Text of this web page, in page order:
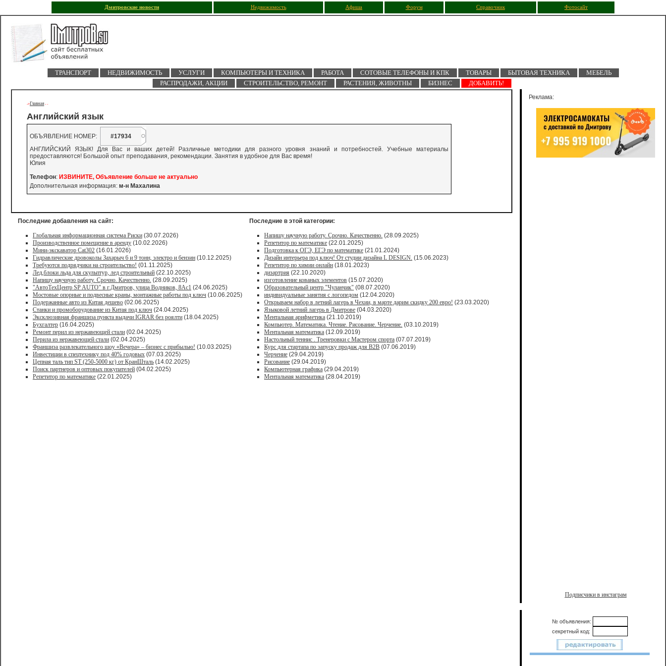
Дмитровские новости Недвижимость Афиша Форум Справочник Фотосайт
ТРАНСПОРТ НЕДВИЖИМОСТЬ УСЛУГИ КОМПЬЮТЕРЫ И ТЕХНИКА РАБОТА СОТОВЫЕ ТЕЛЕФОНЫ И КПК ТОВАРЫ БЫТОВАЯ ТЕХНИКА
МЕБЕЛЬ
РАСПРОДАЖИ, АКЦИИ
СТРОИТЕЛЬСТВО, РЕМОНТ РАСТЕНИЯ, ЖИВОТНЫ БИЗНЕС ДОБАВИТЬ!
->Главная - -
Английский язык
ОБЪЯВЛЕНИЕ НОМЕР:
#17934
АНГЛИЙСКИЙ ЯЗЫК! Для Вас и ваших детей! Различные методики для разного уровня знаний и потребностей. Учебные материалы
предоставляются! Большой опыт преподавания, рекомендации. Занятия в удобное для Вас время!
Юлия
Телефон: ИЗВИНИТЕ, Объявление больше не актуально
Дополнительная информация: м-н Махалина
Последние добавления на сайт:
Глобальная информационная система Риски (30.07.2026)
Производственное помещение в аренду (10.02.2026)
Мини-экскаватор Cat302 (16.01.2026)
Гидравлические дровоколы Захарыч 6 и 9 тонн, электро и бензин (10.12.2025)
Требуются подрядчики на строительство! (01.11.2025)
Лед,блоки льда для скульптур, лед строительный (22.10.2025)
Напишу научную работу. Срочно. Качественно. (28.09.2025)
"АвтоТехЦентр SP AUTO" в г.Дмитров, улица Водников, 8Ас1 (24.06.2025)
Мостовые опорные и подвесные краны, монтажные работы под ключ (10.06.2025)
Подержанные авто из Китая дешево (02.06.2025)
Станки и промоборудование из Китая под ключ (24.04.2025)
Эксклюзивная франшиза пункта выдачи IGRAR без роялти (18.04.2025)
Бухгалтер (16.04.2025)
Ремонт перил из нержавеющей стали (02.04.2025)
Перила из нержавеющей стали (02.04.2025)
Франшиза развлекательного шоу «Вечера» – бизнес с прибылью! (10.03.2025)
Инвестиции в спецтехнику под 40% годовых (07.03.2025)
Цепная таль тип ST (250-5000 кг) от КранШталь (14.02.2025)
Поиск партнеров и оптовых покупателей (04.02.2025)
Репетитор по математике (22.01.2025)
Последние в этой категории:
Напишу научную работу. Срочно. Качественно. (28.09.2025)
Репетитор по математике (22.01.2025)
Подготовка к ОГЭ, ЕГЭ по математике (21.01.2024)
Дизайн интерьера под ключ! От студии дизайна L DESIGN. (15.06.2023)
Репетитор по химии онлайн (18.01.2023)
дизартрия (22.10.2020)
изготовление кованых элементов (15.07.2020)
Образовательный центр "Чуланчик" (08.07.2020)
индивидуальные занятия с логопедом (12.04.2020)
Открываем набор в летний лагерь в Чехии, в марте дарим скидку 200 евро! (23.03.2020)
Языковой летний лагерь в Дмитрове (04.03.2020)
Ментальная арифметика (21.10.2019)
Компьютер. Математика. Чтение. Рисование. Черчение. (03.10.2019)
Ментальная математика (12.09.2019)
Настольный теннис . Тренеровки с Мастером спорта (07.07.2019)
Курс для стартапа по запуску продаж для В2В (07.06.2019)
Черчение (29.04.2019)
Рисование (29.04.2019)
Компьютерная графика (29.04.2019)
Ментальная математика (28.04.2019)
Реклама:
Подписчики в инстаграм
№ объявления:
секретный код: